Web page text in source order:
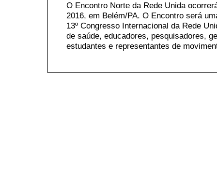
O Encontro Norte da Rede Unida
2016, em Belém/PA. O Encontro será
13º Congresso Internacional da Rede
de saúde, educadores, pesquisadores,
estudantes e representantes de